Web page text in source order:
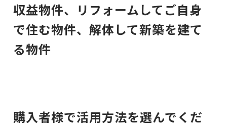
収益物件、リフォームしてご自身
で住む物件、解体して新築を建て
る物件
購入者様で活用方法を選んでくだ